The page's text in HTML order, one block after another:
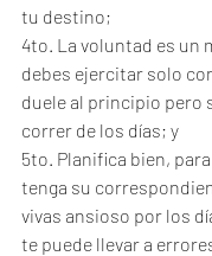
tu destino;
4to. La voluntad es un
debes ejercitar solo
duele al principio pero
correr de los días; y
5to. Planifica bien,
tenga su
vivas ansioso por los
te puede llevar a